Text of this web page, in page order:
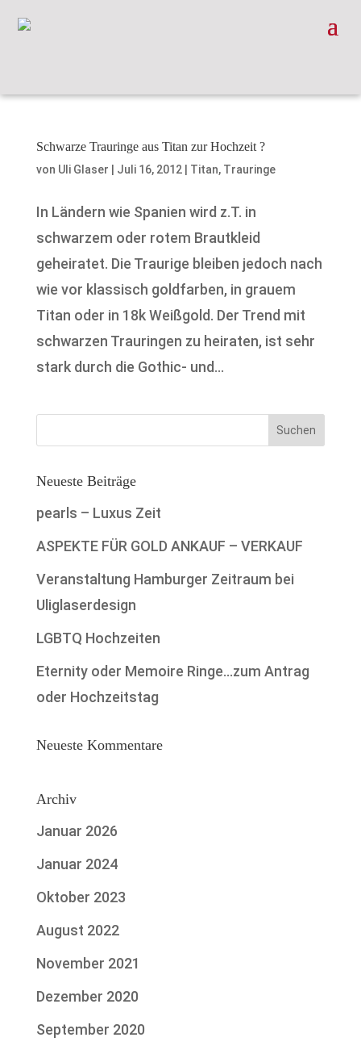
Schwarze Trauringe aus Titan zur Hochzeit ?
von Uli Glaser Juli 16, 2012| Titan, Trauringe
In Ländern wie Spanien wird z.T. in
schwarzem oder rotem Brautkleid
geheiratet. Die Traurige bleiben jedoch nach
wie vor klassisch goldfarben, in grauem
Titan oder in 18k Weißgold. Der Trend mit
schwarzen Trauringen zu heiraten, ist sehr
stark durch die Gothic- und...
Neueste Beiträge
pearls – Luxus Zeit
ASPEKTE FÜR GOLD ANKAUF – VERKAUF
Veranstaltung Hamburger Zeitraum bei
Uliglaserdesign
LGBTQ Hochzeiten
Eternity oder Memoire Ringe…zum Antrag
oder Hochzeitstag
Neueste Kommentare
Archiv
Januar 2026
Januar 2024
Oktober 2023
August 2022
November 2021
Dezember 2020
September 2020